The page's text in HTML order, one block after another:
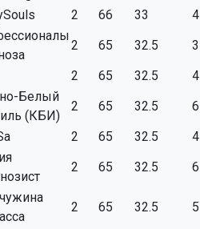
2 66 33
4
2 65 32.5
3
2 65 32.5
4
Белый
(КБИ)
2 65 32.5
6
2 65 32.5
4
2 65 32.5 6
2 65 32.5 5